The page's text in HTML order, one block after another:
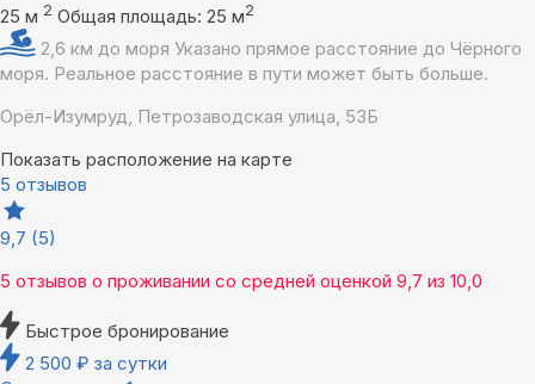
25 м 2 Общая площадь: 25 м2
2,6 км до моря Указано прямое расстояние до Чёрного
моря. Реальное расстояние в пути может быть больше.
Орёл-Изумруд, Петрозаводская улица, 53Б
Показать расположение на карте
5 отзывов
9,7 (5)
5 отзывов о проживании со средней оценкой 9,7 из 10,0
Быстрое бронирование
2 500 ₽ за сутки